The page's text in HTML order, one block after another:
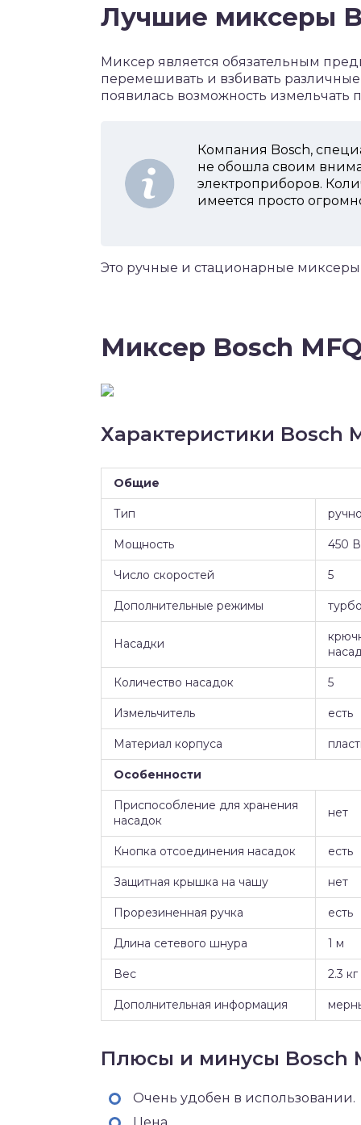
Лучшие миксеры
Миксер является обязательным
перемешивать и взбивать
появилась возможность измельчать
Компания Bosch,
не обошла своим
электроприборов.
имеется просто
Это ручные и стационарные
Миксер Bosch
Характеристики Bosch
Общие
Тип
Мощность 450
Число скоростей 5
Дополнительные режимы
Насадки
Количество насадок 5
Измельчитель есть
Материал корпуса
Особенности
Приспособление для хранения
насадок
нет
Кнопка отсоединения насадок есть
Защитная крышка на чашу нет
Прорезиненная ручка есть
Длина сетевого шнура 1 м
Вес 2.3 кг
Дополнительная информация
Плюсы и минусы Bosch
Очень удобен в использовании.